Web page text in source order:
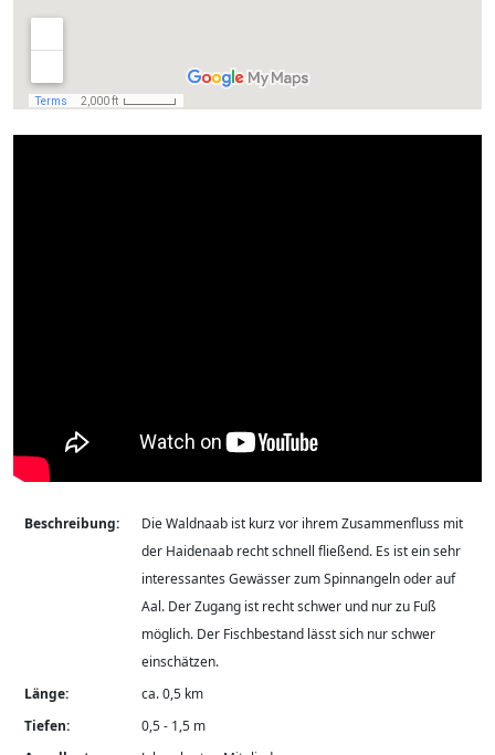
Beschreibung:
Die Waldnaab ist kurz vor ihrem Zusammenfluss mit
der Haidenaab recht schnell fließend. Es ist ein sehr
interessantes Gewässer zum Spinnangeln oder auf
Aal. Der Zugang ist recht schwer und nur zu Fuß
möglich. Der Fischbestand lässt sich nur schwer
einschätzen.
Länge:
ca. 0,5 km
Tiefen:
0,5 - 1,5 m